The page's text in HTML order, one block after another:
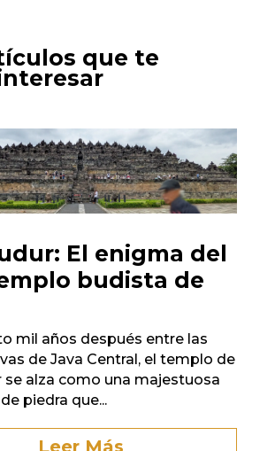
que te
El enigma del
budista de
mil años después entre las
de Java Central, el templo de
se alza como una majestuosa
piedra que...
Leer Más